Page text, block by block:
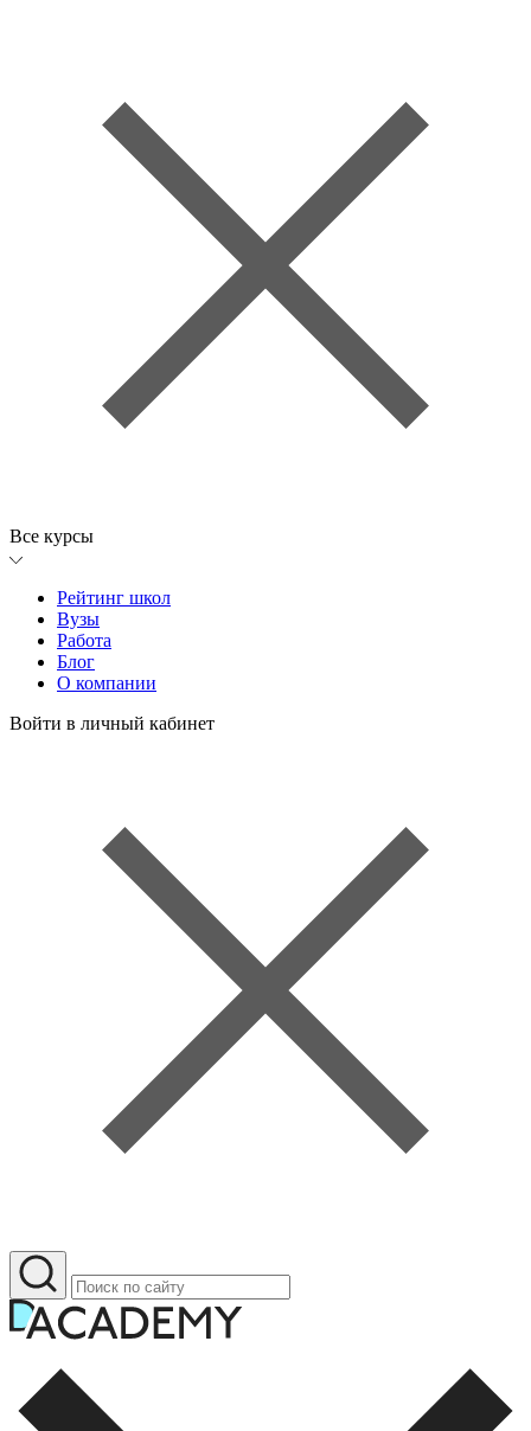
Все курсы
Рейтинг школ
Вузы
Работа
Блог
О компании
Войти в личный кабинет